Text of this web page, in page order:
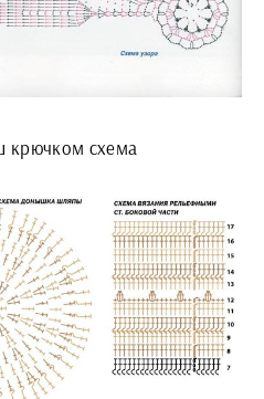
крючком схема